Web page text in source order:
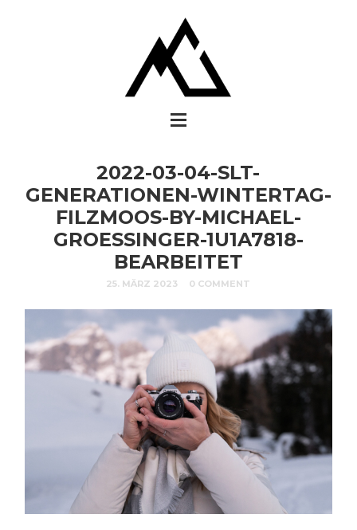
2022-03-04-SLT-
GENERATIONEN-WINTERTAG-
FILZMOOS-BY-MICHAEL-
GROESSINGER-1U1A7818-
BEARBEITET
25. MÄRZ 2023 0 COMMENT